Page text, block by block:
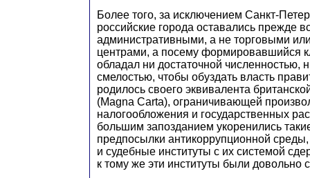
Более того, за исключением Санкт-
российские города оставались прежде
административными, а не торговыми
центрами, а посему формировавшийся
обладал ни достаточной численностью,
смелостью, чтобы обуздать власть
родилось своего эквивалента
(Magna Carta), ограничивающей
налогообложения и государственных
большим запозданием укоренились
предпосылки антикоррупционной
и судебные институты с их системой
к тому же эти институты были довольно